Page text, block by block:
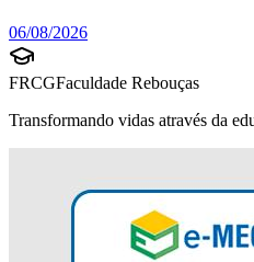
06/08/2026
FRCGFaculdade Rebouças
Transformando vidas através da